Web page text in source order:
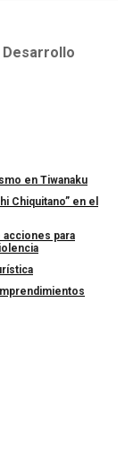
Desarrollo
en Tiwanaku
Chiquitano” en el
acciones para